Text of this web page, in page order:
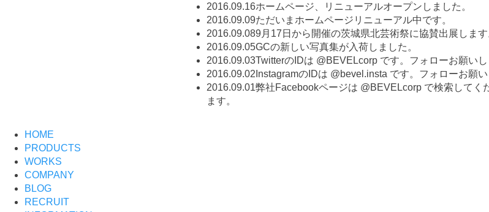
2016.09.16ホームページ、リニューアルオープンしました。
2016.09.09ただいまホームページリニューアル中です。
2016.09.089月17日から開催の茨城県北芸術祭に協賛出展します
2016.09.05GCの新しい写真集が入荷しました。
2016.09.03TwitterのIDは @BEVELcorp です。フォローお願いし
2016.09.02 InstagramのIDは @bevel.insta です。フォローお願い
2016.09.01弊社Facebookページは @BEVELcorp で検索してく
ます。
HOME
PRODUCTS
WORKS
COMPANY
BLOG
RECRUIT